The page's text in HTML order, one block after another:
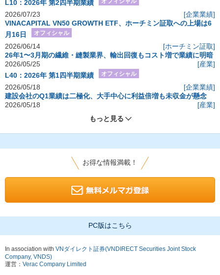
L10：2026年 第2四半期業績
2026/07/23
[企業業績]
VINACAPITAL VN50 GROWTH ETF、ホーチミン証取への上場は6
月16日
オフィシャル
2026/06/14
[ホーチミン証取]
26年1〜3月期の繊維・縫製業界、輸出回復もコスト増で業績に明暗
2026/05/25
[産業]
L40：2026年 第1四半期業績
オフィシャル
2026/05/18
[企業業績]
建設会社のQ1業績は二極化、大手中心に利益倍増も未収金が懸念
2026/05/18
[産業]
もっと見る
お得な情報満載！
PC版はこちら
In association with VNダイレクト証券(VNDIRECT Securities Joint Stock
Company, VNDS)
運営： Verac Company Limited